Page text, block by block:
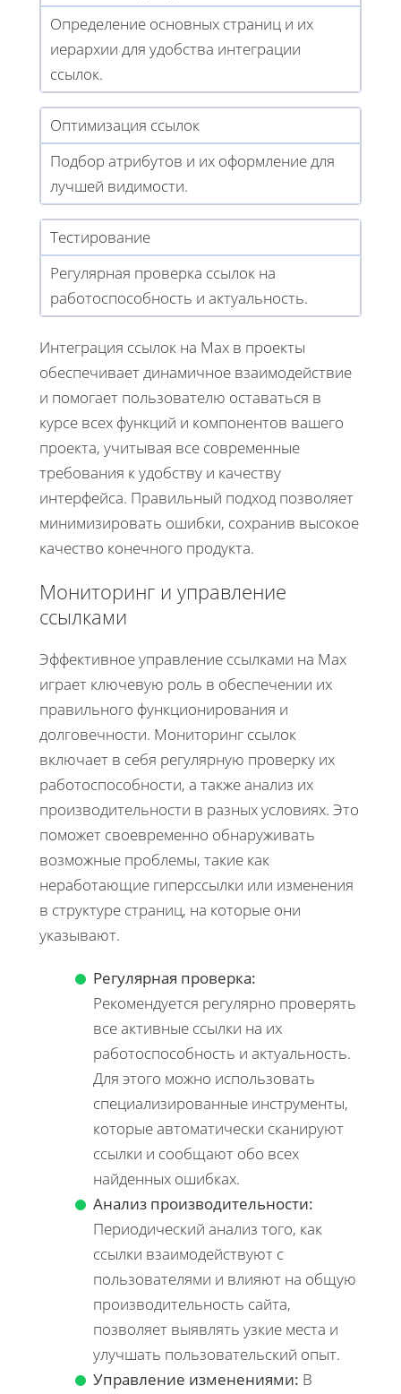
Определение основных страниц и их
иерархии для удобства интеграции
ссылок.
Оптимизация ссылок
Подбор атрибутов и их оформление для
лучшей видимости.
Тестирование
Регулярная проверка ссылок на
работоспособность и актуальность.
Интеграция ссылок на Max в проекты
обеспечивает динамичное взаимодействие
и помогает пользователю оставаться в
курсе всех функций и компонентов вашего
проекта, учитывая все современные
требования к удобству и качеству
интерфейса. Правильный подход позволяет
минимизировать ошибки, сохранив высокое
качество конечного продукта.
Мониторинг и управление
ссылками
Эффективное управление ссылками на Max
играет ключевую роль в обеспечении их
правильного функционирования и
долговечности. Мониторинг ссылок
включает в себя регулярную проверку их
работоспособности, а также анализ их
производительности в разных условиях. Это
поможет своевременно обнаруживать
возможные проблемы, такие как
неработающие гиперссылки или изменения
в структуре страниц, на которые они
указывают.
Регулярная проверка:
Рекомендуется регулярно проверять
все активные ссылки на их
работоспособность и актуальность.
Для этого можно использовать
специализированные инструменты,
которые автоматически сканируют
ссылки и сообщают обо всех
найденных ошибках.
Анализ производительности:
Периодический анализ того, как
ссылки взаимодействуют с
пользователями и влияют на общую
производительность сайта,
позволяет выявлять узкие места и
улучшать пользовательский опыт.
Управление изменениями: В